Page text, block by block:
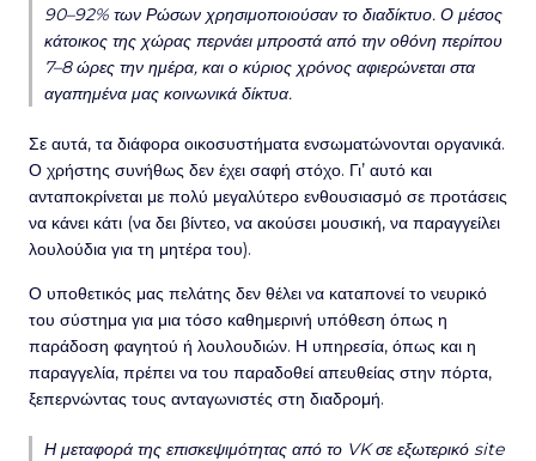
90–92% των Ρώσων χρησιμοποιούσαν το διαδίκτυο. Ο μέσος
κάτοικος της χώρας περνάει μπροστά από την οθόνη περίπου
7–8 ώρες την ημέρα, και ο κύριος χρόνος αφιερώνεται στα
αγαπημένα μας κοινωνικά δίκτυα.
Σε αυτά, τα διάφορα οικοσυστήματα ενσωματώνονται οργανικά.
Ο χρήστης συνήθως δεν έχει σαφή στόχο. Γι’ αυτό και
ανταποκρίνεται με πολύ μεγαλύτερο ενθουσιασμό σε προτάσεις
να κάνει κάτι (να δει βίντεο, να ακούσει μουσική, να παραγγείλει
λουλούδια για τη μητέρα του).
Ο υποθετικός μας πελάτης δεν θέλει να καταπονεί το νευρικό
του σύστημα για μια τόσο καθημερινή υπόθεση όπως η
παράδοση φαγητού ή λουλουδιών. Η υπηρεσία, όπως και η
παραγγελία, πρέπει να του παραδοθεί απευθείας στην πόρτα,
ξεπερνώντας τους ανταγωνιστές στη διαδρομή.
Η μεταφορά της επισκεψιμότητας από το VK σε εξωτερικό site